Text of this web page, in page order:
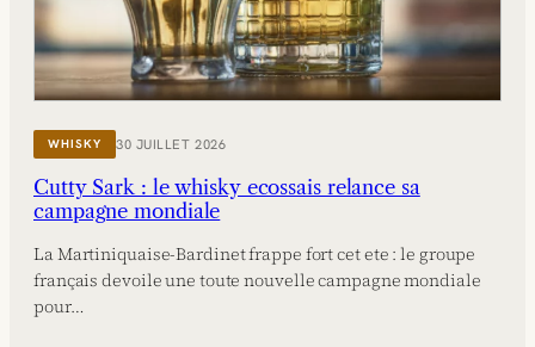
WHISKY 30 JUILLET 2026
Cutty Sark : le whisky ecossais relance sa
campagne mondiale
La Martiniquaise-Bardinet frappe fort cet ete : le groupe
français devoile une toute nouvelle campagne mondiale
pour…